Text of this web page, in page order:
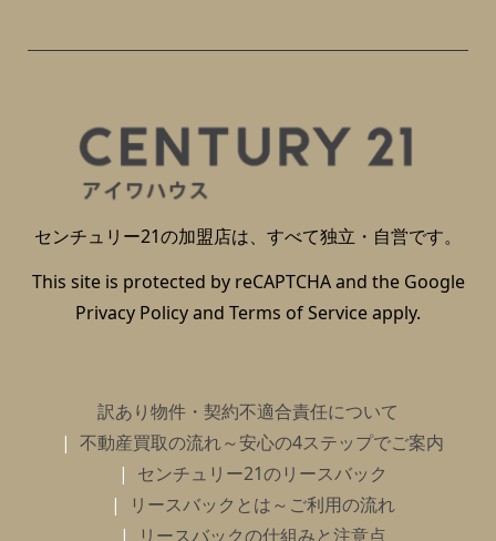
センチュリー21の加盟店は、すべて独立・自営です。
This site is protected by reCAPTCHA and the Google
Privacy Policyand Terms of Serviceapply.
訳あり物件・契約不適合責任について
不動産買取の流れ～安心の4ステップでご案内
センチュリー21のリースバック
リースバックとは～ご利用の流れ
リースバックの仕組みと注意点